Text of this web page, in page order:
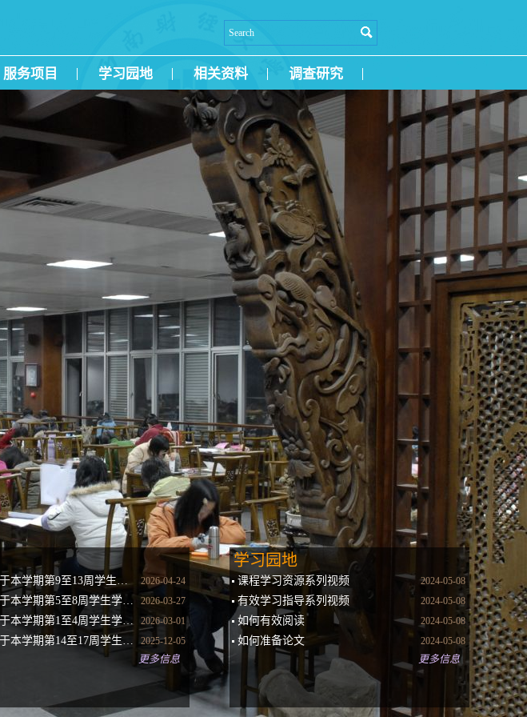
服务项目 学习园地 相关资料 调查研究
2026-04-24
2025-2026-2-关于本学期第9至13周学生学业指导中心教师咨询安排的通知
2026-03-27
2025-2026-2-关于本学期第5至8周学生学业指导中心教师咨询安排的通知
2026-03-01
2025-2026-2-关于本学期第1至4周学生学业指导中心教师咨询安排的通知
2025-12-05
2025-2026-1-关于本学期第14至17周学生学业指导中心教师咨询安排的通知
更多信息
学习园地
2024-05-08
课程学习资源系列视频
2024-05-08
有效学习指导系列视频
2024-05-08
如何有效阅读
2024-05-08
如何准备论文
更多信息